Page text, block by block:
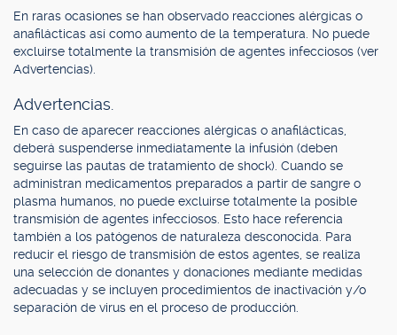
En raras ocasiones se han observado reacciones alérgicas o
anafilácticas así como aumento de la temperatura. No puede
excluirse totalmente la transmisión de agentes infecciosos (ver
Advertencias).
Advertencias.
En caso de aparecer reacciones alérgicas o anafilácticas,
deberá suspenderse inmediatamente la infusión (deben
seguirse las pautas de tratamiento de shock). Cuando se
administran medicamentos preparados a partir de sangre o
plasma humanos, no puede excluirse totalmente la posible
transmisión de agentes infecciosos. Esto hace referencia
también a los patógenos de naturaleza desconocida. Para
reducir el riesgo de transmisión de estos agentes, se realiza
una selección de donantes y donaciones mediante medidas
adecuadas y se incluyen procedimientos de inactivación y/o
separación de virus en el proceso de producción.